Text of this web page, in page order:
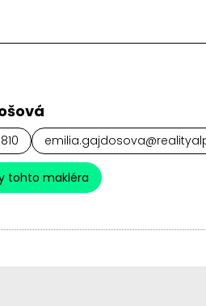
tohto makléra